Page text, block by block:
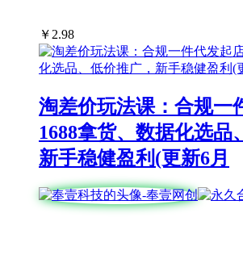
￥ 2.98
淘差价玩法课：合规一
1688拿货、数据化选品
新手稳健盈利(更新6月